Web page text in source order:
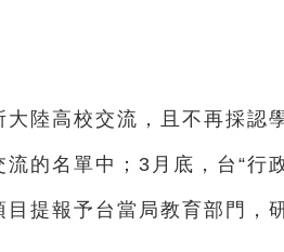
陸高校交流，且不再採認
的名單中；3月底，台“行
提報予台當局教育部門，